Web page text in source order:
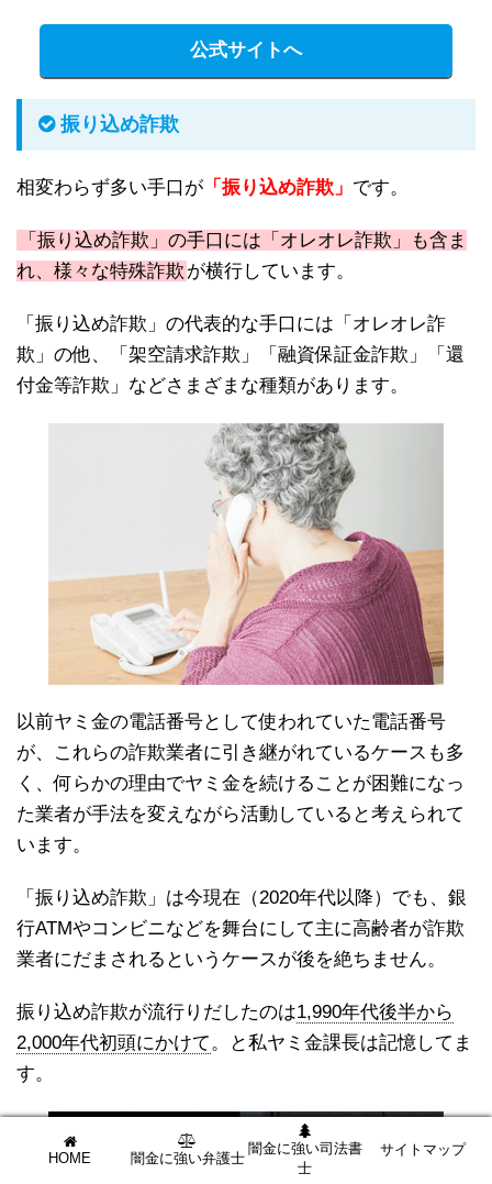
公式サイトへ
振り込め詐欺
相変わらず多い手口が 「振り込め詐欺」 です。
「振り込め詐欺」の手口には「オレオレ詐欺」も含ま
れ、様々な特殊詐欺 が横行しています。
「振り込め詐欺」の代表的な手口には「オレオレ詐
欺」の他、「架空請求詐欺」「融資保証金詐欺」「還
付金等詐欺」などさまざまな種類があります。
以前ヤミ金の電話番号として使われていた電話番号
が、これらの詐欺業者に引き継がれているケースも多
く、何らかの理由でヤミ金を続けることが困難になっ
た業者が手法を変えながら活動していると考えられて
います。
「振り込め詐欺」は今現在（2020年代以降）でも、銀
行ATMやコンビニなどを舞台にして主に高齢者が詐欺
業者にだまされるというケースが後を絶ちません。
振り込め詐欺が流行りだしたのは1,990年代後半から
2,000年代初頭にかけて 。と私ヤミ金課長は記憶してま
す。
HOME 闇金に強い弁護士
闇金に強い司法書
士
サイトマップ